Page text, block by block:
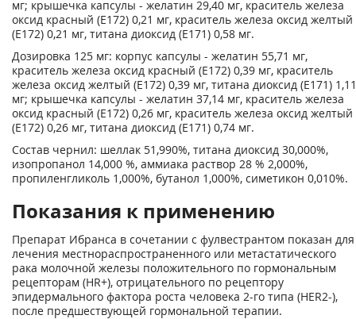
мг; крышечка капсулы - желатин 29,40 мг, краситель железа
оксид красный (Е172) 0,21 мг, краситель железа оксид желтый
(Е172) 0,21 мг, титана диоксид (Е171) 0,58 мг.
Дозировка 125 мг: корпус капсулы - желатин 55,71 мг,
краситель железа оксид красный (Е172) 0,39 мг, краситель
железа оксид желтый (Е172) 0,39 мг, титана диоксид (Е171) 1,11
мг; крышечка капсулы - желатин 37,14 мг, краситель железа
оксид красный (Е172) 0,26 мг, краситель железа оксид желтый
(Е172) 0,26 мг, титана диоксид (Е171) 0,74 мг.
Состав чернил: шеллак 51,990%, титана диоксид 30,000%,
изопропанол 14,000 %, аммиака раствор 28 % 2,000%,
пропиленгликоль 1,000%, бутанол 1,000%, симетикон 0,010%.
Показания к применению
Препарат Ибранса в сочетании с фулвестрантом показан для
лечения местнораспространенного или метастатического
рака молочной железы положительного по гормональным
рецепторам (HR+), отрицательного по рецептору
эпидермального фактора роста человека 2-го типа (HER2-),
после предшествующей гормональной терапии.